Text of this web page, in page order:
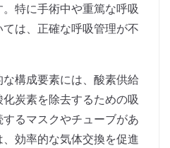
特に手術中や重篤な呼吸
は、正確な呼吸管理が不
構成要素には、酸素供給
炭素を除去するための吸
るマスクやチューブがあ
効率的な気体交換を促進